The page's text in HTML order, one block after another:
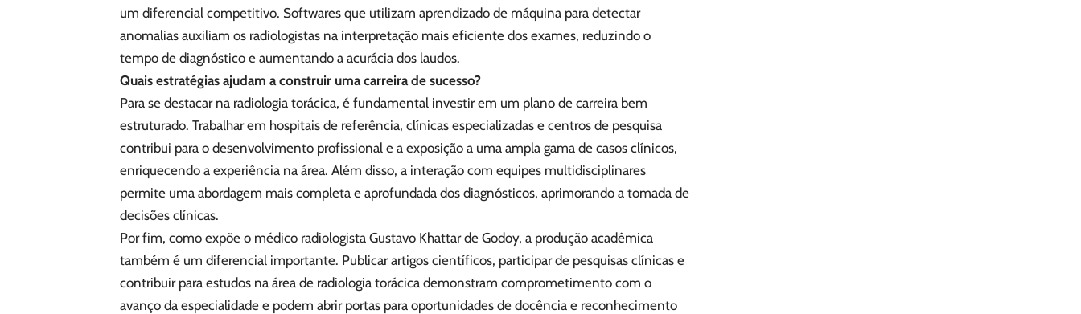
um diferencial competitivo. Softwares que utilizam aprendizado de máquina para detectar
anomalias auxiliam os radiologistas na interpretação mais eficiente dos exames, reduzindo o
tempo de diagnóstico e aumentando a acurácia dos laudos.
Quais estratégias ajudam a construir uma carreira de sucesso?
Para se destacar na radiologia torácica, é fundamental investir em um plano de carreira bem
estruturado. Trabalhar em hospitais de referência, clínicas especializadas e centros de pesquisa
contribui para o desenvolvimento profissional e a exposição a uma ampla gama de casos clínicos,
enriquecendo a experiência na área. Além disso, a interação com equipes multidisciplinares
permite uma abordagem mais completa e aprofundada dos diagnósticos, aprimorando a tomada de
decisões clínicas.
Por fim, como expõe o médico radiologista Gustavo Khattar de Godoy, a produção acadêmica
também é um diferencial importante. Publicar artigos científicos, participar de pesquisas clínicas e
contribuir para estudos na área de radiologia torácica demonstram comprometimento com o
avanço da especialidade e podem abrir portas para oportunidades de docência e reconhecimento